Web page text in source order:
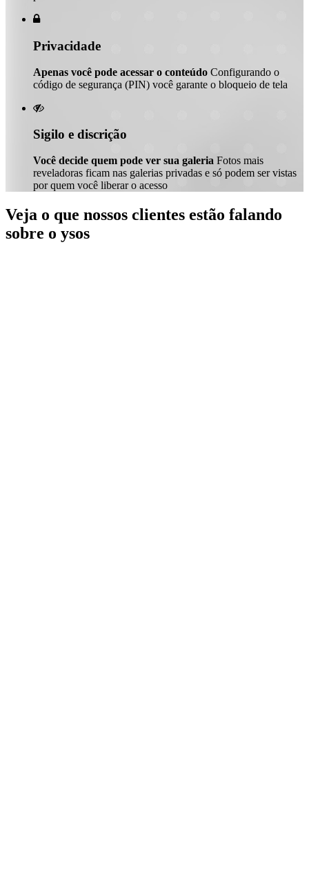

Privacidade
Apenas você pode acessar o conteúdo Configurando o
código de segurança (PIN) você garante o bloqueio de tela

Sigilo e discrição
Você decide quem pode ver sua galeria Fotos mais
reveladoras ficam nas galerias privadas e só podem ser vistas
por quem você liberar o acesso
Veja o que nossos clientes estão falando
sobre o ysos